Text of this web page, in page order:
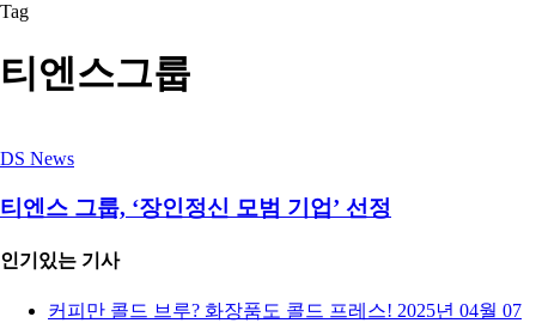
Tag
티엔스그룹
DS News
티엔스 그룹, ‘장인정신 모범 기업’ 선정
인기있는 기사
커피만 콜드 브루? 화장품도 콜드 프레스! 2025년 04월 07